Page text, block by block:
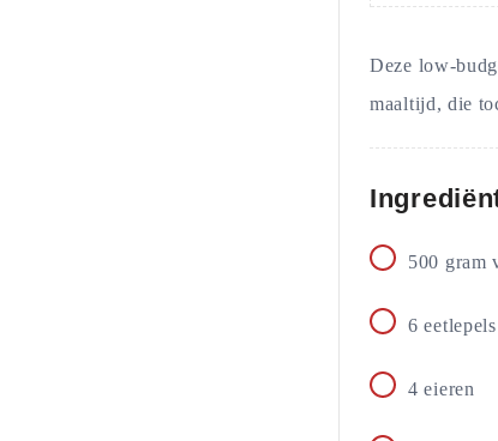
Deze low-
maaltijd, die
500 gram
6 eetlepels
4 eieren